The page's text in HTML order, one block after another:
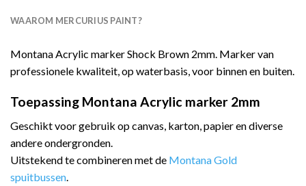
WAAROM MERCURIUS PAINT?
Montana Acrylic marker Shock Brown 2mm. Marker van
professionele kwaliteit, op waterbasis, voor binnen en buiten.
Toepassing Montana Acrylic marker 2mm
Geschikt voor gebruik op canvas, karton, papier en diverse
andere ondergronden.
Uitstekend te combineren met de Montana Gold
spuitbussen